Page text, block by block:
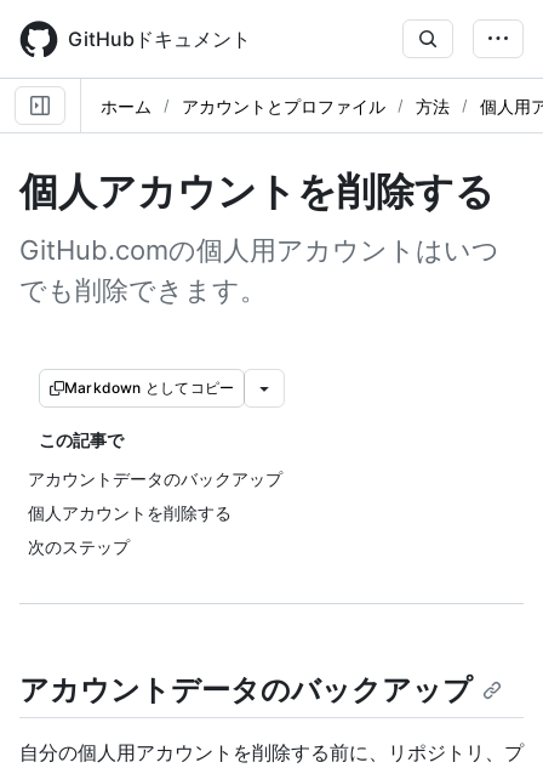
main
content
GitHubドキュメント
ホーム アカウントとプロファイル 方法 個人用
個人アカウントを削除する
GitHub.comの個人用アカウントはいつ
でも削除できます。
Markdown としてコピー
この記事で
アカウントデータのバックアップ
個人アカウントを削除する
次のステップ
アカウントデータのバックアップ
自分の個人用アカウントを削除する前に、リポジトリ、プ